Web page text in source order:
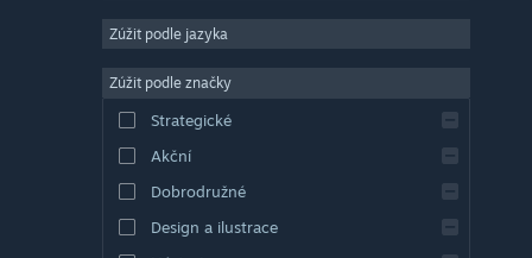
Zúžit podle jazyka
Zúžit podle značky
Strategické
Akční
Dobrodružné
Design a ilustrace